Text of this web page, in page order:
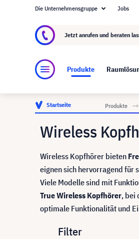
Über visunext.de
Die Unternehmensgruppe Jobs
Jetzt anrufen und beraten
Produkte
Startseite Produkte
Wireless
Wireless Kopfhörer bieten
eignen sich hervorragend für
Viele Modelle sind mit
True Wireless Kopfhörer, bei
optimale Funktionalität und
Filter